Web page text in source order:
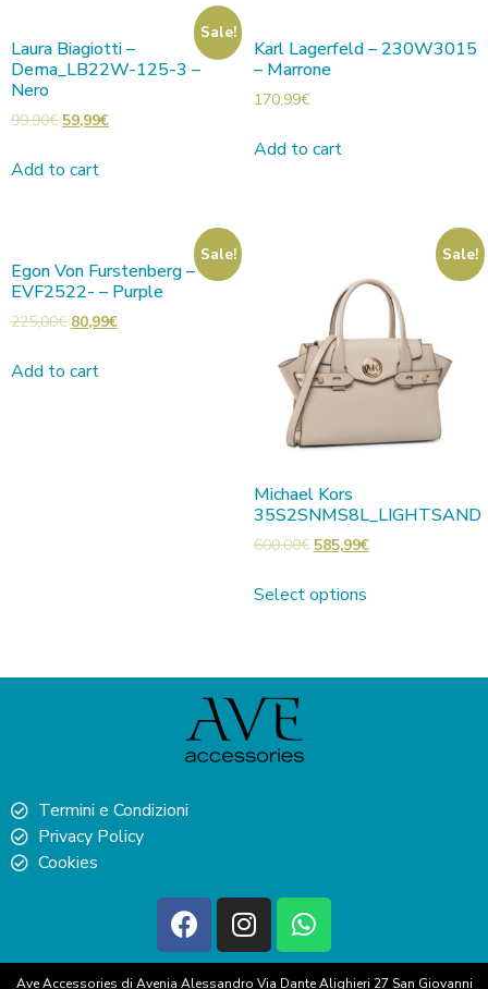
Sale!
Laura Biagiotti –
Dema_LB22W-125-3 –
Nero
99,90€ 59,99€
Add to cart
Karl Lagerfeld – 230W3015
– Marrone
170,99€
Add to cart
Sale!
Egon Von Furstenberg –
EVF2522- – Purple
225,00€ 80,99€
Add to cart
Sale!
Michael Kors
35S2SNMS8L_LIGHTSAND
600,00€ 585,99€
Select options
Termini e Condizioni
Privacy Policy
Cookies
Ave Accessories di Avenia Alessandro Via Dante Alighieri 27 San Giovanni